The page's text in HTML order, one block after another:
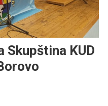
Skupština KUD